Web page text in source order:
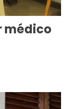
médico